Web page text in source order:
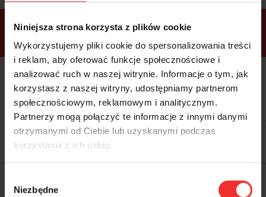
Niniejsza strona korzysta z plików cookie
Wykorzystujemy pliki cookie do spersonalizowania treści
i reklam, aby oferować funkcje społecznościowe i
analizować ruch w naszej witrynie. Informacje o tym, jak
korzystasz z naszej witryny, udostępniamy partnerom
społecznościowym, reklamowym i analitycznym.
Partnerzy mogą połączyć te informacje z innymi danymi
otrzymanymi od Ciebie lub uzyskanymi podczas
korzystania z ich usług.
zgody
Niezbędne
ramach
pakietów
VIP Premium
Kolacja z prelegentami i before
party (Hotel Sheraton, 27.10) tylko
wbilecie ALLPASS VIP
Dostępne
tylko w
bilecie
ALLPASS
VIP
Dedykowana strefa VIP z
możliwością networkingu z
prelegentami i wystawcami w
WARTOŚĆ: 1970 zł